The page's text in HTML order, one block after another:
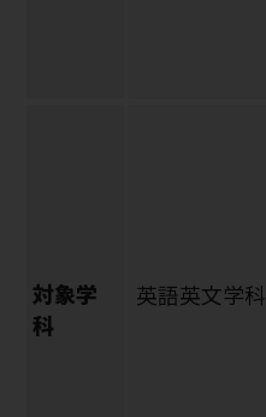
対象学
科
英語英文学科